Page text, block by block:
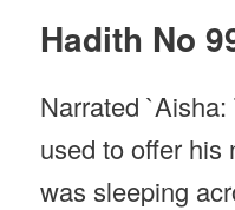
Hadith No
Narrated
used to offer his
was sleeping